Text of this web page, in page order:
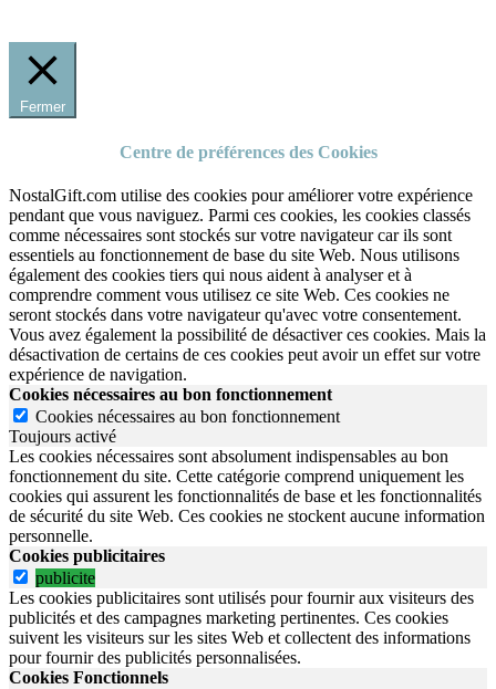
Fermer
Centre de préférences des Cookies
NostalGift.com utilise des cookies pour améliorer votre expérience
pendant que vous naviguez. Parmi ces cookies, les cookies classés
comme nécessaires sont stockés sur votre navigateur car ils sont
essentiels au fonctionnement de base du site Web. Nous utilisons
également des cookies tiers qui nous aident à analyser et à
comprendre comment vous utilisez ce site Web. Ces cookies ne
seront stockés dans votre navigateur qu'avec votre consentement.
Vous avez également la possibilité de désactiver ces cookies. Mais la
désactivation de certains de ces cookies peut avoir un effet sur votre
expérience de navigation.
Cookies nécessaires au bon fonctionnement
Cookies nécessaires au bon fonctionnement
Toujours activé
Les cookies nécessaires sont absolument indispensables au bon
fonctionnement du site. Cette catégorie comprend uniquement les
cookies qui assurent les fonctionnalités de base et les fonctionnalités
de sécurité du site Web. Ces cookies ne stockent aucune information
personnelle.
Cookies publicitaires
publicite
Les cookies publicitaires sont utilisés pour fournir aux visiteurs des
publicités et des campagnes marketing pertinentes. Ces cookies
suivent les visiteurs sur les sites Web et collectent des informations
pour fournir des publicités personnalisées.
Cookies Fonctionnels